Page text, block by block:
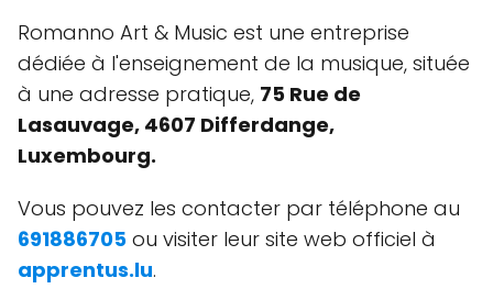
Romanno Art & Music est une entreprise
dédiée à l'enseignement de la musique, située
à une adresse pratique, 75 Rue de
Lasauvage, 4607 Differdange,
Luxembourg.
Vous pouvez les contacter par téléphone au
691886705 ou visiter leur site web officiel à
apprentus.lu.